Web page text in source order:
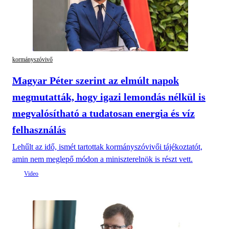
kormányszóvivő
Magyar Péter szerint az elmúlt napok
megmutatták, hogy igazi lemondás nélkül is
megvalósítható a tudatosan energia és víz
felhasználás
Lehűlt az idő, ismét tartottak kormányszóvivői tájékoztatót,
amin nem meglepő módon a miniszterelnök is részt vett.